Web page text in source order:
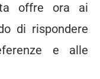
offre ora ai
di rispondere
e alle